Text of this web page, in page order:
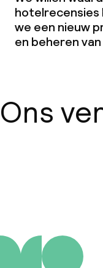
Overal
hotelrecensies
we een nieuw
en beheren
Ons